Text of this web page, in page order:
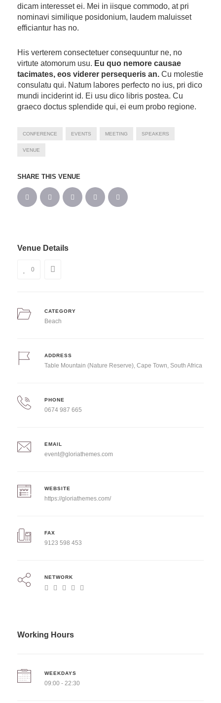
dicam interesset ei. Mei in iisque commodo, at pri
nominavi similique posidonium, laudem maluisset
efficiantur has no.
His verterem consectetuer consequuntur ne, no
virtute atomorum usu. Eu quo nemore causae
tacimates, eos viderer persequeris an. Cu molestie
consulatu qui. Natum labores perfecto no ius, pri dico
mundi inciderint id. Ei usu dico libris postea. Cu
graeco doctus splendide qui, ei eum probo regione.
CONFERENCE EVENTS MEETING SPEAKERS
VENUE
SHARE THIS VENUE
Venue Details
0
CATEGORY
Beach
ADDRESS
Table Mountain (Nature Reserve), Cape Town, South Africa
PHONE
0674 987 665
EMAIL
event@gloriathemes.com
WEBSITE
https://gloriathemes.com/
FAX
9123 598 453
NETWORK
Working Hours
WEEKDAYS
09:00 - 22:30